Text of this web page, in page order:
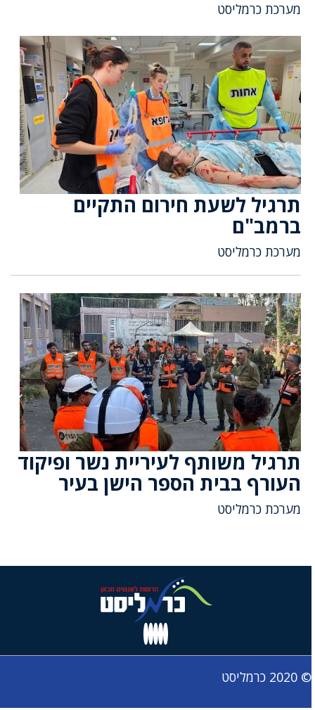
מערכת כרמליסט
תרגיל לשעת חירום התקיים
ברמב"ם
מערכת כרמליסט
תרגיל משותף לעיריית נשר ופיקוד
העורף בבית הספר הישן בעיר
מערכת כרמליסט
© 2020 כרמליסט